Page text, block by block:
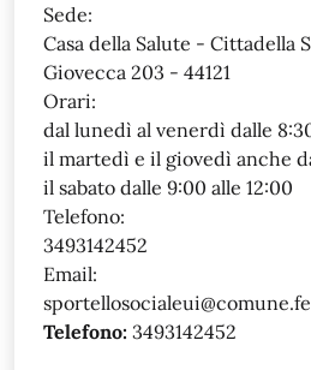
Sede:
Casa della Salute - Cittadella
Giovecca 203 - 44121
Orari:
dal lunedì al venerdì dalle
il martedì e il giovedì anche
il sabato dalle 9:00 alle 12:00
Telefono:
3493142452
Email:
Telefono: 3493142452